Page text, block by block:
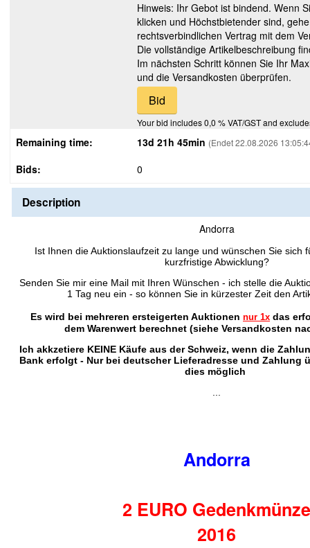
Hinweis: Ihr Gebot ist bindend. Wenn
klicken und Höchstbietender sind,
rechtsverbindlichen Vertrag mit dem
Die vollständige Artikelbeschreibung
Im nächsten Schritt können Sie Ihr
und die Versandkosten überprüfen.
Your bid includes 0,0 % VAT/GST and
Remaining time: 13d 21h 45min (Endet 22.08.2026
Bids: 0
Description
Andorra
Ist Ihnen die Auktionslaufzeit zu lange und wünschen Sie sich
kurzfristige Abwicklung?
Senden Sie mir eine Mail mit Ihren Wünschen - ich stelle die
1 Tag neu ein - so können Sie in kürzester Zeit den
Es wird bei mehreren ersteigerten Auktionen nur 1x das
dem Warenwert berechnet (siehe Versandkosten
Ich akkzetiere KEINE Käufe aus der Schweiz, wenn die
Bank erfolgt - Nur bei deutscher Lieferadresse und Zahlung
dies möglich
Andorra
2 EURO Gedenkmünze
2016